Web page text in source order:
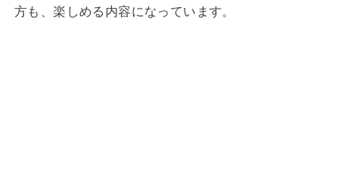
方も、楽しめる内容になっています。